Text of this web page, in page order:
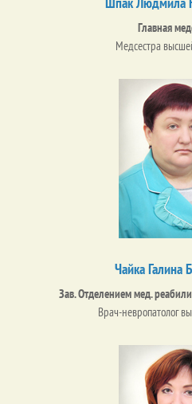
Главная
Медсестра
Чайка Галина
Зав. Отделением мед.
Врач-невропатолог